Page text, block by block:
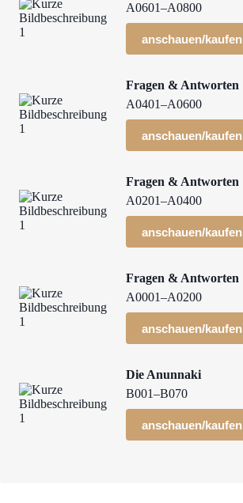
A0601–A0800
anschauen/kaufen
Fragen & Antworten
A0401–A0600
anschauen/kaufen
Fragen & Antworten
A0201–A0400
anschauen/kaufen
Fragen & Antworten
A0001–A0200
anschauen/kaufen
Die Anunnaki
B001–B070
anschauen/kaufen